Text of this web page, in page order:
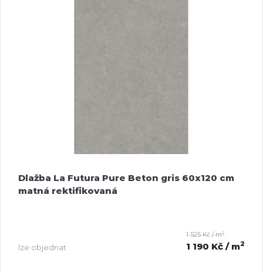
Dlažba La Futura Pure Beton gris 60x120 cm
matná rektifikovaná
lze objednat
1 525 Kč / m2
1 190 Kč / m2